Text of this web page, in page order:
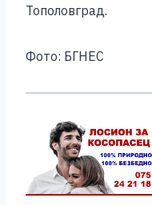
Тополовград.
Фото: БГНЕС